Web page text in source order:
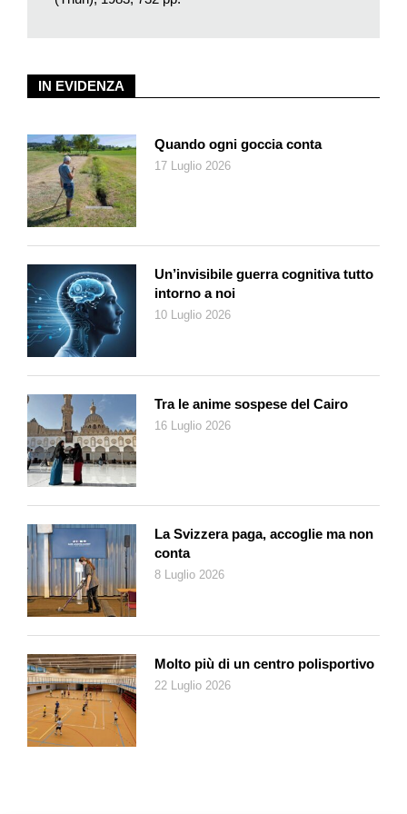
oppure verso Locarno.
spessore di circa 30 metri, furono frane ed erosioni. Ciò svelò
l’esistenza di banchi argillo-sabbiosi più o meno cementati
contenenti sottili straterelli con impronte di foglie, ramaglia,
pigne (strobili) di larici e abeti, oltre che di pollini. Il giacimento
prime illustrazioni delle impronte di numerose foglie (filliti), che
documentavano la presenza di un bosco lussureggiante
durante molti millenni. Gli studi successivi, e fino in epoca
recente (Bertolani Marchetti 1956, Sidler e Hantke 1993, Pini e
giacimento di Re per la storia della vegetazione in Europa. Le
vestigia di un’imponente e complessa foresta si è svelata agli
occhi degli studiosi dopo 50mila anni!
Nel corso delle indagini sono state reperite, e spesso in ottimo
stato di conservazione, ben 32 specie differenti di alberi e
testimonianza del passato, è la documentazione dell’esistenza
di un bosco ricco e composito, molto dinamico nel corso del
tempo. Bosco che in parte richiamava la situazione ambientale
attualmente presente sulle rive del Mar Nero, nella Colchide
caucasica, con alberi scomparsi nelle nostre regioni. Come le
nordmanniana) e lo straordinario rododendro del Ponto
Rhododendron ponticum
), un alberello alto fino a sei metri,
con le foglie lunghe venti centimetri e i fiori intensamente
profumati. Tra queste, anche una specie di castagno
caratterizzato per le sue grandi foglie (
IN EVIDENZA
Quando ogni goccia conta
17 Luglio 2026
Un’invisibile guerra cognitiva tutto
intorno a noi
10 Luglio 2026
Tra le anime sospese del Cairo
16 Luglio 2026
La Svizzera paga, accoglie ma non
conta
8 Luglio 2026
Molto più di un centro polisportivo
22 Luglio 2026